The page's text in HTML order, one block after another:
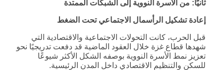
ثانيًا: من الأسرة النووية إلى الشبكات الممتدة
إعادة تشكيل الرأسمال الاجتماعي تحت الضغط
قبل الحرب، كانت التحولات الاجتماعية والاقتصادية التي
شهدها قطاع غزة خلال العقود الماضية قد دفعت تدريجيًا نحو
تعزيز نمط الأسرة النووية بوصفه الشكل الأكثر شيوعًا
للسكن والتنظيم الاقتصادي داخل المدن الرئيسية.